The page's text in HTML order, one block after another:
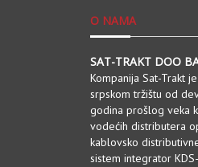
O NAMA
SAT-TRAKT DOO
Kompanija Sat-Trakt
srpskom tržištu od
godina prošlog veka
vodećih distributera
kablovsko
sistem integrator